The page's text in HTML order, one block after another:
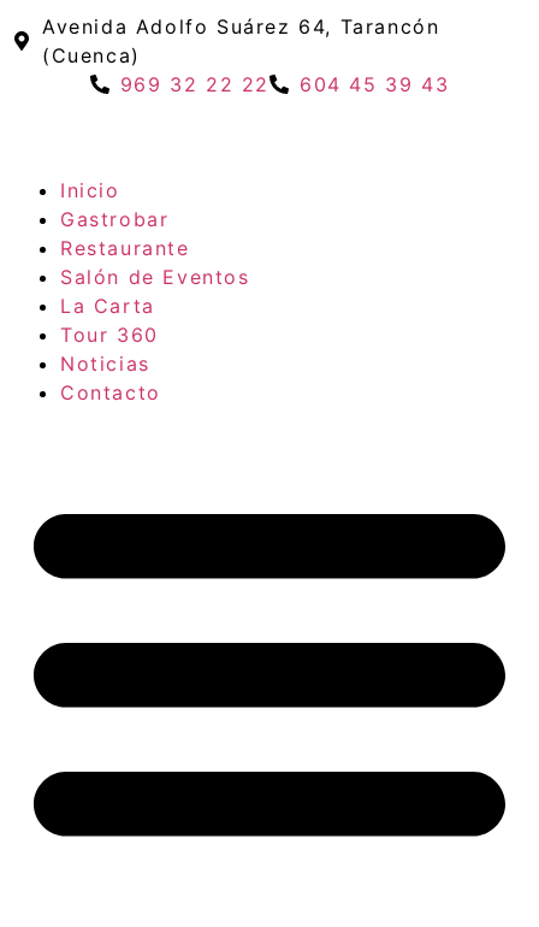
Avenida Adolfo Suárez 64, Tarancón
(Cuenca)
969 32 22 22
604 45 39 43
Inicio
Gastrobar
Restaurante
Salón de Eventos
La Carta
Tour 360
Noticias
Contacto